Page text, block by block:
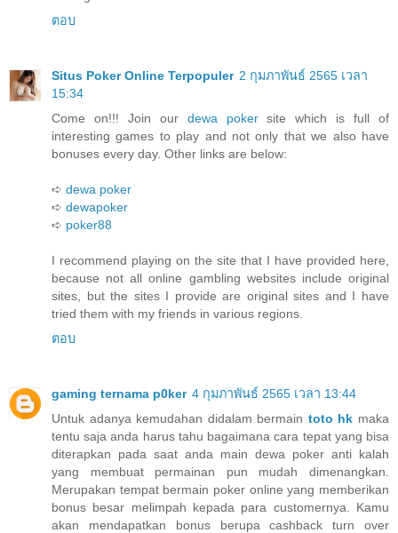
ตอบ
Situs Poker Online Terpopuler 2 กุมภาพันธ์ 2565 เวลา
15:34
Come on!!! Join our dewa pokersite which is full of
interesting games to play and not only that we also have
bonuses every day. Other links are below:
➪ dewa poker
➪ dewapoker
➪ poker88
I recommend playing on the site that I have provided here,
because not all online gambling websites include original
sites, but the sites I provide are original sites and I have
tried them with my friends in various regions.
ตอบ
gaming ternama p0ker 4 กุมภาพันธ์ 2565 เวลา 13:44
Untuk adanya kemudahan didalam bermain toto hk maka
tentu saja anda harus tahu bagaimana cara tepat yang bisa
diterapkan pada saat anda main dewa poker anti kalah
yang membuat permainan pun mudah dimenangkan.
Merupakan tempat bermain poker online yang memberikan
bonus besar melimpah kepada para customernya. Kamu
akan mendapatkan bonus berupa cashback turn over